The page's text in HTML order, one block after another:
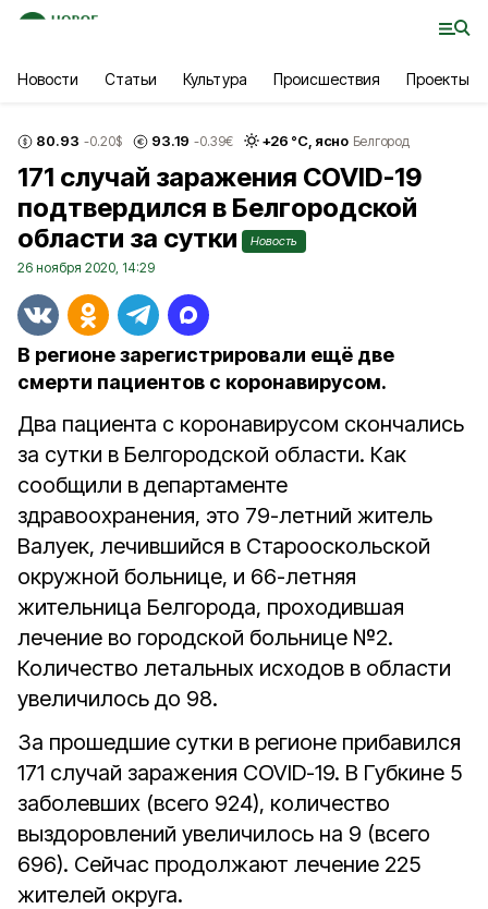
Новости Статьи Культура Происшествия Проекты
80.93 -0.20$ 93.19 -0.39€ +26 °С, ясно Белгород
171 случай заражения COVID-19
подтвердился в Белгородской
области за сутки
Новость
26 ноября 2020, 14:29
В регионе зарегистрировали ещё две
смерти пациентов с коронавирусом.
Два пациента с коронавирусом скончались
за сутки в Белгородской области. Как
сообщили в департаменте
здравоохранения, это 79-летний житель
Валуек, лечившийся в Старооскольской
окружной больнице, и 66-летняя
жительница Белгорода, проходившая
лечение во городской больнице №2.
Количество летальных исходов в области
увеличилось до 98.
За прошедшие сутки в регионе прибавился
171 случай заражения COVID-19. В Губкине 5
заболевших (всего 924), количество
выздоровлений увеличилось на 9 (всего
696). Сейчас продолжают лечение 225
жителей округа.